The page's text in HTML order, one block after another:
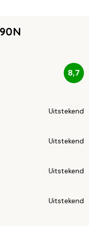
8,7
Uitstekend
Uitstekend
Uitstekend
Uitstekend